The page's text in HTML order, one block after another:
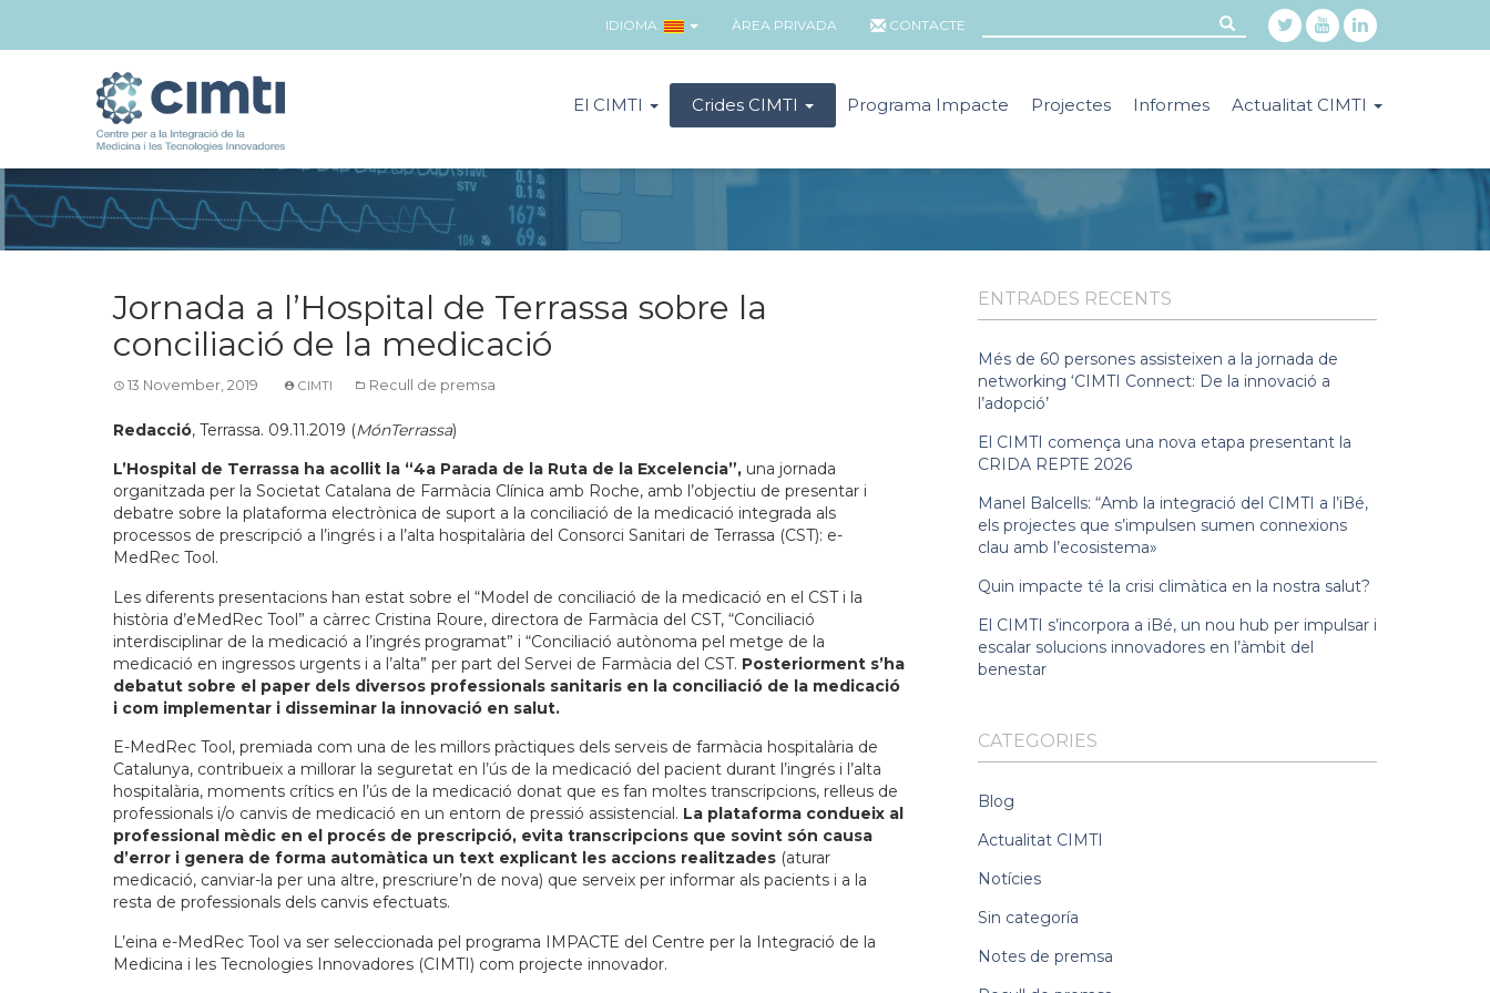
IDIOMA: ÀREA PRIVADA CONTACTE
El CIMTI Crides CIMTI Programa Impacte Projectes Informes Actualitat CIMTI
Jornada a l’Hospital de Terrassa sobre la
conciliació de la medicació
13 November, 2019 CIMTI Recull de premsa
Redacció, Terrassa. 09.11.2019 (MónTerrassa)
L’Hospital de Terrassa ha acollit la “4a Parada de la Ruta de la Excelencia”, una jornada
organitzada per la Societat Catalana de Farmàcia Clínica amb Roche, amb l’objectiu de presentar i
debatre sobre la plataforma electrònica de suport a la conciliació de la medicació integrada als
processos de prescripció a l’ingrés i a l’alta hospitalària del Consorci Sanitari de Terrassa (CST): e-
MedRec Tool.
Les diferents presentacions han estat sobre el “Model de conciliació de la medicació en el CST i la
història d’eMedRec Tool” a càrrec Cristina Roure, directora de Farmàcia del CST, “Conciliació
interdisciplinar de la medicació a l’ingrés programat” i “Conciliació autònoma pel metge de la
medicació en ingressos urgents i a l’alta” per part del Servei de Farmàcia del CST. Posteriorment s’ha
debatut sobre el paper dels diversos professionals sanitaris en la conciliació de la medicació
i com implementar i disseminar la innovació en salut.
E-MedRec Tool, premiada com una de les millors pràctiques dels serveis de farmàcia hospitalària de
Catalunya, contribueix a millorar la seguretat en l’ús de la medicació del pacient durant l’ingrés i l’alta
hospitalària, moments crítics en l’ús de la medicació donat que es fan moltes transcripcions, relleus de
professionals i/o canvis de medicació en un entorn de pressió assistencial. La plataforma condueix al
professional mèdic en el procés de prescripció, evita transcripcions que sovint són causa
d’error i genera de forma automàtica un text explicant les accions realitzades (aturar
medicació, canviar-la per una altre, prescriure’n de nova) que serveix per informar als pacients i a la
resta de professionals dels canvis efectuats.
L’eina e-MedRec Tool va ser seleccionada pel programa IMPACTE del Centre per la Integració de la
Medicina i les Tecnologies Innovadores (CIMTI) com projecte innovador.
ENTRADES RECENTS
Més de 60 persones assisteixen a la jornada de
networking ‘CIMTI Connect: De la innovació a
l’adopció’
El CIMTI comença una nova etapa presentant la
CRIDA REPTE 2026
Manel Balcells: “Amb la integració del CIMTI a l’iBé,
els projectes que s’impulsen sumen connexions
clau amb l’ecosistema»
Quin impacte té la crisi climàtica en la nostra salut?
El CIMTI s’incorpora a iBé, un nou hub per impulsar i
escalar solucions innovadores en l’àmbit del
benestar
CATEGORIES
Blog
Actualitat CIMTI
Notícies
Sin categoría
Notes de premsa